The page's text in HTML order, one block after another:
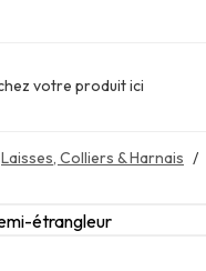
Laisses, Colliers & Harnais